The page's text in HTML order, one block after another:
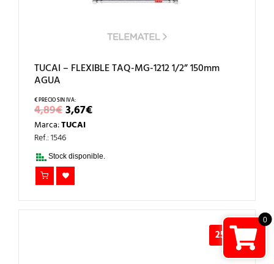
TUCAI – FLEXIBLE TAQ-MG-1212 1/2” 150mm
AGUA
4,89€EL
PRECIO
ORIGINAL
ERA:
4,89€.
3,67€EL
PRECIO
3,67€.
Marca:TUCAI
Ref.: 1546
Stock disponible.
25%
0